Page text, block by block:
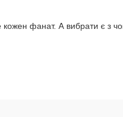
фанат. А вибрати є з